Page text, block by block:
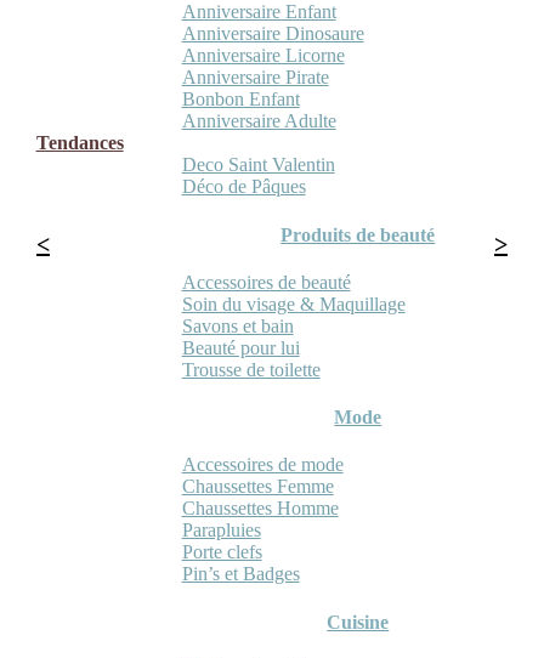
Anniversaire Enfant
Anniversaire Dinosaure
Anniversaire Licorne
Anniversaire Pirate
Bonbon Enfant
Anniversaire Adulte
Tendances
Deco Saint Valentin
Déco de Pâques
Produits de beauté
Accessoires de beauté
Soin du visage & Maquillage
Savons et bain
Beauté pour lui
Trousse de toilette
Mode
Accessoires de mode
Chaussettes Femme
Chaussettes Homme
Parapluies
Porte clefs
Pin’s et Badges
Cuisine